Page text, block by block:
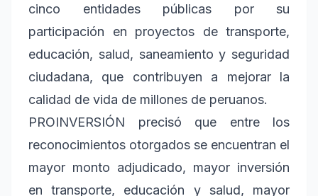
cinco entidades públicas por su
participación en proyectos de transporte,
educación, salud, saneamiento y seguridad
ciudadana, que contribuyen a mejorar la
calidad de vida de millones de peruanos.
PROINVERSIÓN precisó que entre los
reconocimientos otorgados se encuentran el
mayor monto adjudicado, mayor inversión
en transporte, educación y salud, mayor